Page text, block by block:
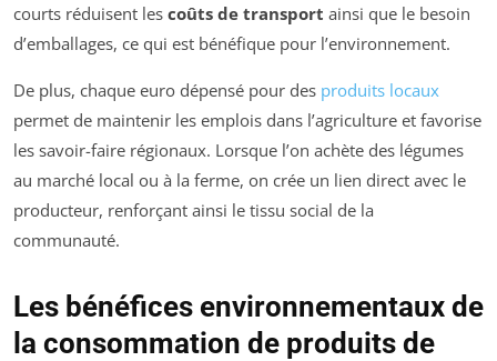
courts réduisent les coûts de transport ainsi que le besoin
d’emballages, ce qui est bénéfique pour l’environnement.
De plus, chaque euro dépensé pour des produits locaux
permet de maintenir les emplois dans l’agriculture et favorise
les savoir-faire régionaux. Lorsque l’on achète des légumes
au marché local ou à la ferme, on crée un lien direct avec le
producteur, renforçant ainsi le tissu social de la
communauté.
Les bénéfices environnementaux de
la consommation de produits de